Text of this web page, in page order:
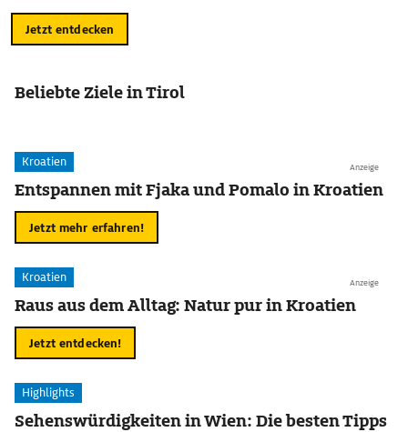
Jetzt entdecken
Beliebte Ziele in Tirol
Anzeige
Kroatien
Entspannen mit Fjaka und Pomalo in Kroatien
Jetzt mehr erfahren!
Anzeige
Kroatien
Raus aus dem Alltag: Natur pur in Kroatien
Jetzt entdecken!
Highlights
Sehenswürdigkeiten in Wien: Die besten Tipps